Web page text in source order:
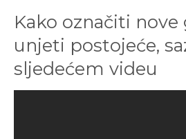
Kako označiti nove
unjeti postojeće,
sljedećem videu